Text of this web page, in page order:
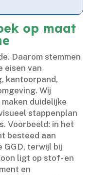
op maat
Daarom stemmen
eisen van
kantoorpand,
Wij
duidelijke
stappenplan
Voorbeeld: in het
besteed aan
GGD, terwijl bij
ligt op stof- en
en